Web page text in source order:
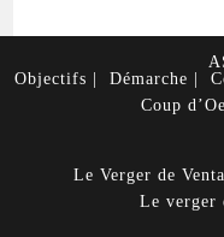
Objectifs
Démarche
Coup
Le Verger de
Le verger